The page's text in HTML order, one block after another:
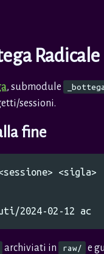
Radicale
, submodule _bottega
sessioni.
fine
archiviati in raw/
e